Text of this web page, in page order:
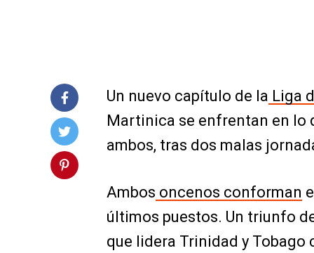
Un nuevo capítulo de la Liga
Martinica se enfrentan en lo
ambos, tras dos malas
Ambos oncenos conforman
últimos puestos. Un triunfo
que lidera Trinidad y Tobago